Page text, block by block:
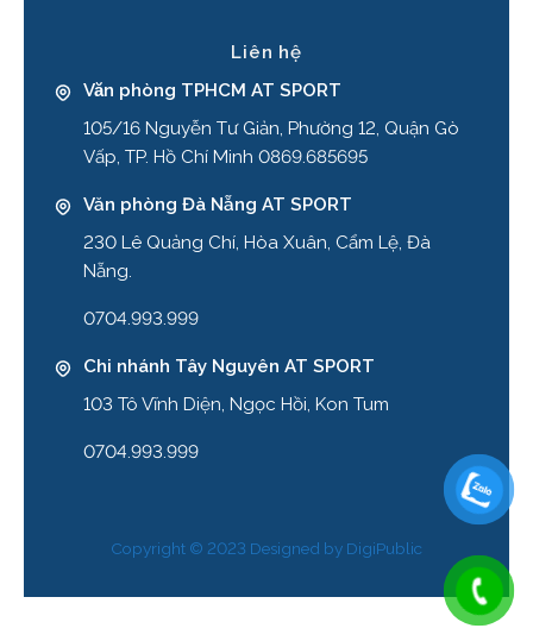
Liên hệ
Văn phòng TPHCM AT SPORT
105/16 Nguyễn Tư Giản, Phường 12, Quận Gò
Vấp, TP. Hồ Chí Minh 0869.685695
Văn phòng Đà Nẵng AT SPORT
230 Lê Quảng Chí, Hòa Xuân, Cẩm Lệ, Đà
Nẵng.
0704.993.999
Chi nhánh Tây Nguyên AT SPORT
103 Tô Vĩnh Diện, Ngọc Hồi, Kon Tum
0704.993.999
Copyright © 2023 Designed by DigiPublic